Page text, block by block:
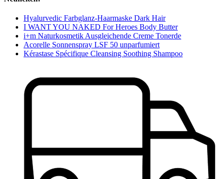
Hyalurvedic Farbglanz-Haarmaske Dark Hair
I WANT YOU NAKED For Heroes Body Butter
i+m Naturkosmetik Ausgleichende Creme Tonerde
Acorelle Sonnenspray LSF 50 unparfumiert
Kérastase Spécifique Cleansing Soothing Shampoo